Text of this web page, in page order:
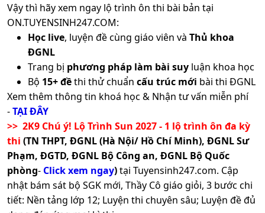
Vậy thì hãy xem ngay lộ trình ôn thi bài bản tại
ON.TUYENSINH247.COM:
Học live, luyện đề cùng giáo viên và Thủ khoa
ĐGNL
Trang bị phương pháp làm bài suy luận khoa học
Bộ 15+ đềthi thử chuẩn cấu trúc mới bài thi ĐGNL
Xem thêm thông tin khoá học & Nhận tư vấn miễn phí
-TẠI ĐÂY
>> 2K9 Chú ý! Lộ Trình Sun 2027 - 1 lộ trình ôn đa kỳ
thi (TN THPT, ĐGNL (Hà Nội/ Hồ Chí Minh), ĐGNL Sư
Phạm, ĐGTD, ĐGNL Bộ Công an, ĐGNL Bộ Quốc
phòng- Click xem ngay)tại Tuyensinh247.com. Cập
nhật bám sát bộ SGK mới, Thầy Cô giáo giỏi, 3 bước chi
tiết: Nền tảng lớp 12; Luyện thi chuyên sâu; Luyện đề đủ